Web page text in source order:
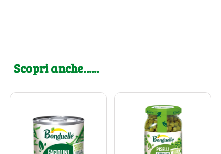
Scopri anche......